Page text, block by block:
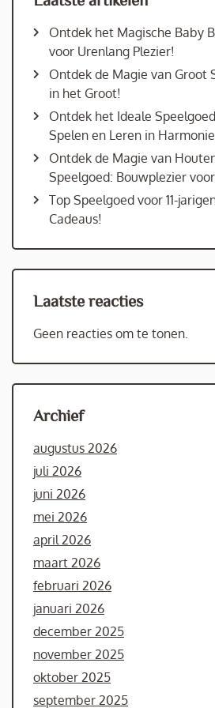
Ontdek het Magische Baby
voor Urenlang Plezier!
Ontdek de Magie van Groot
in het Groot!
Ontdek het Ideale
Spelen en Leren in Harmonie
Ontdek de Magie van
Speelgoed: Bouwplezier
Top Speelgoed voor 11-
Cadeaus!
Laatste reacties
Geen reacties om te tonen.
Archief
augustus 2026
juli 2026
juni 2026
mei 2026
april 2026
maart 2026
februari 2026
januari 2026
december 2025
november 2025
oktober 2025
september 2025